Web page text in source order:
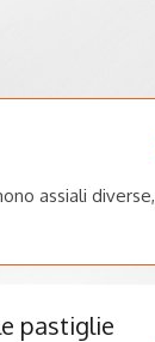
assiali diverse,
pastiglie